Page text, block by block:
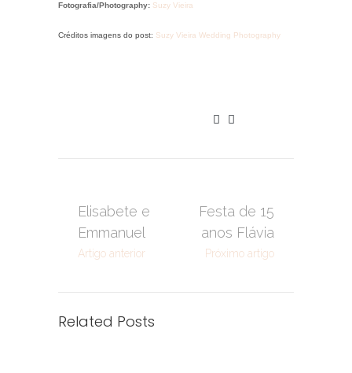
Fotografia/Photography: Suzy Vieira
Créditos imagens do post: Suzy Vieira Wedding Photography
Elisabete e
Emmanuel
Artigo anterior
Festa de 15
anos Flávia
Próximo artigo
Related Posts